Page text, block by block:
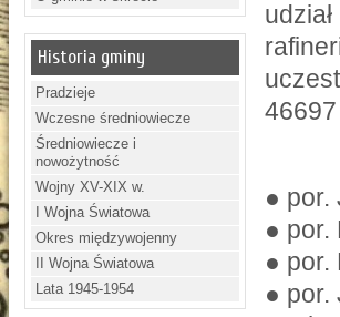
Historia gminy
Pradzieje
Wczesne średniowiecze
Średniowiecze i
nowożytność
Wojny XV-XIX w.
I Wojna Światowa
Okres międzywojenny
II Wojna Światowa
Lata 1945-1954
● por.
● por.
● por.
● por.